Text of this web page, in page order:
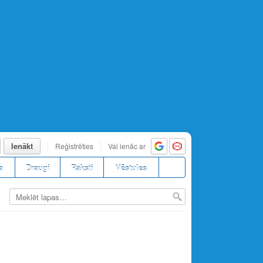
Ienākt Reģistrēties Vai ienāc ar
Draugi Raksti Vēstules